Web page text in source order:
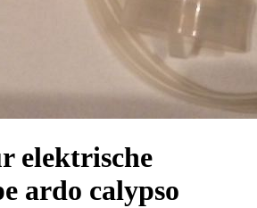
elektrische
ardo calypso